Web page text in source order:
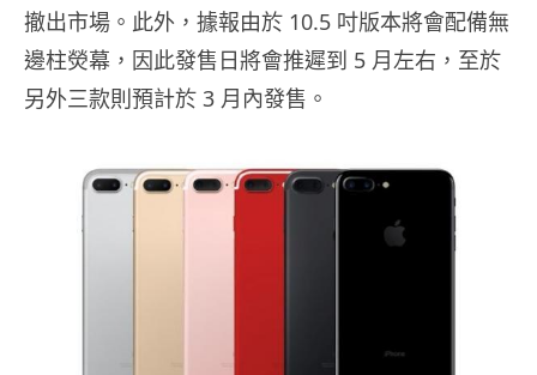
撤出市場。此外，據報由於 10.5 吋版本將會配備無
邊柱熒幕，因此發售日將會推遲到 5 月左右，至於
另外三款則預計於 3 月內發售。